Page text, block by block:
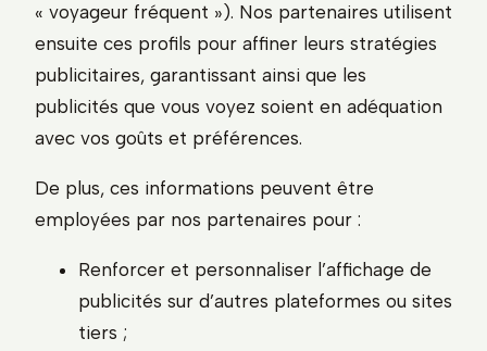
« voyageur fréquent »). Nos partenaires utilisent
ensuite ces profils pour affiner leurs stratégies
publicitaires, garantissant ainsi que les
publicités que vous voyez soient en adéquation
avec vos goûts et préférences.
De plus, ces informations peuvent être
employées par nos partenaires pour :
Renforcer et personnaliser l’affichage de
publicités sur d’autres plateformes ou sites
tiers ;